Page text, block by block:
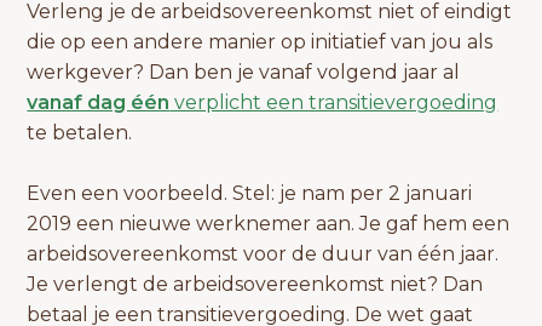
Verleng je de arbeidsovereenkomst niet of eindigt
die op een andere manier op initiatief van jou als
werkgever? Dan ben je vanaf volgend jaar al
vanaf dag één verplicht een transitievergoeding
te betalen.
Even een voorbeeld. Stel: je nam per 2 januari
2019 een nieuwe werknemer aan. Je gaf hem een
arbeidsovereenkomst voor de duur van één jaar.
Je verlengt de arbeidsovereenkomst niet? Dan
betaal je een transitievergoeding. De wet gaat